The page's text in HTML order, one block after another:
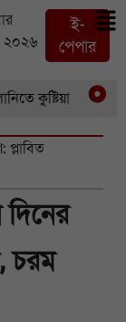
২০২৬
ই-
পেপার
কুষ্টিয়া
প্লাবিত
চরম